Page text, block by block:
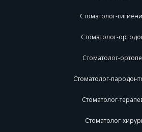
Стоматолог-
Стоматолог-
Стоматолог-
Стоматолог-
Стоматолог-
Стоматолог-